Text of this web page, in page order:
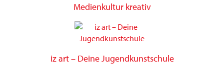
Medienkultur kreativ
iz art – Deine Jugendkunstschule